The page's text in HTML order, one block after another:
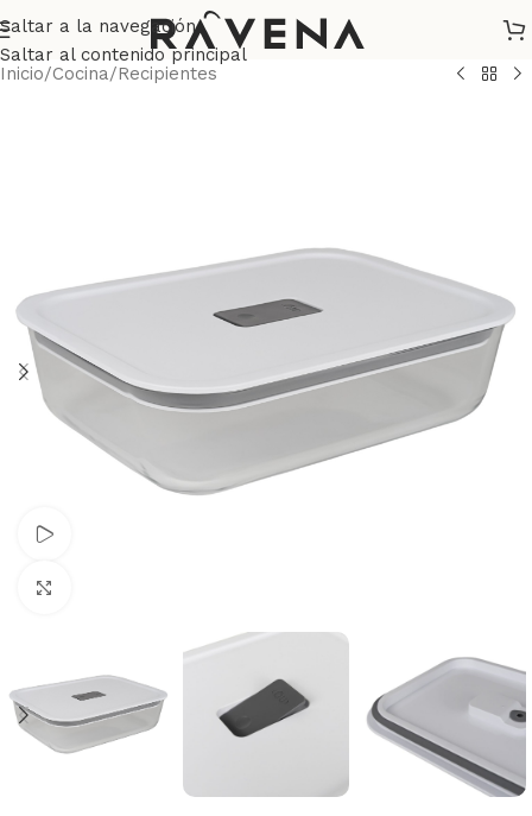
Saltar a la navegación
Saltar al contenido principal
Inicio/Cocina/Recipientes